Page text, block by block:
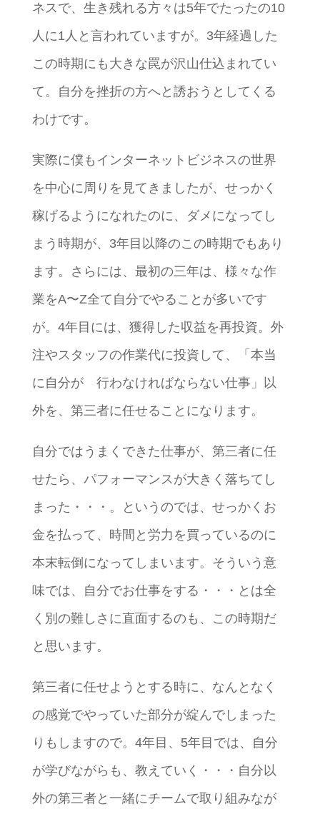
ネスで、生き残れる方々は5年でたったの10
人に1人と言われていますが。3年経過した
この時期にも大きな罠が沢山仕込まれてい
て。自分を挫折の方へと誘おうとしてくる
わけです。
実際に僕もインターネットビジネスの世界
を中心に周りを見てきましたが、せっかく
稼げるようになれたのに、ダメになってし
まう時期が、3年目以降のこの時期でもあり
ます。さらには、最初の三年は、様々な作
業をA〜Z全て自分でやることが多いです
が。4年目には、獲得した収益を再投資。外
注やスタッフの作業代に投資して、「本当
に自分が 行わなければならない仕事」以
外を、第三者に任せることになります。
自分ではうまくできた仕事が、第三者に任
せたら、パフォーマンスが大きく落ちてし
まった・・・。というのでは、せっかくお
金を払って、時間と労力を買っているのに
本末転倒になってしまいます。そういう意
味では、自分でお仕事をする・・・とは全
く別の難しさに直面するのも、この時期だ
と思います。
第三者に任せようとする時に、なんとなく
の感覚でやっていた部分が綻んでしまった
りもしますので。4年目、5年目では、自分
が学びながらも、教えていく・・・自分以
外の第三者と一緒にチームで取り組みなが